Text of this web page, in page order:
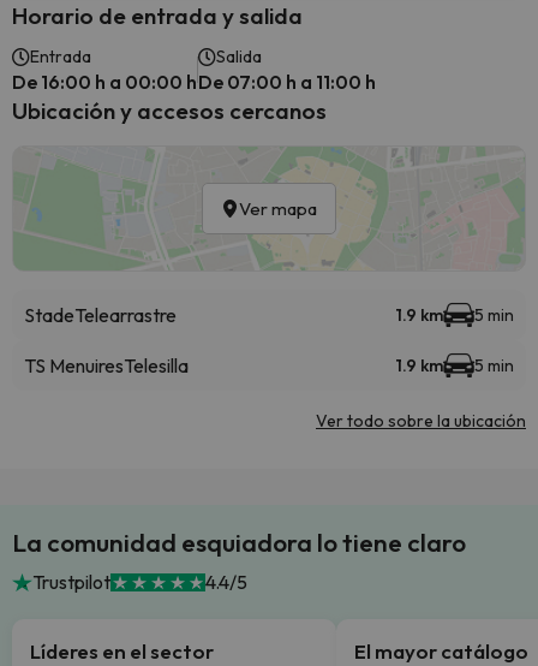
Horario de entrada y salida
Entrada
De 16:00 h a 00:00 h
Salida
De 07:00 h a 11:00 h
Ubicación y accesos cercanos
Ver mapa
StadeTelearrastre 1.9 km 5 min
TS MenuiresTelesilla 1.9 km 5 min
Ver todo sobre la ubicación
La comunidad esquiadora lo tiene claro
Trustpilot 4.4/5
Líderes en el sector El mayor catálogo